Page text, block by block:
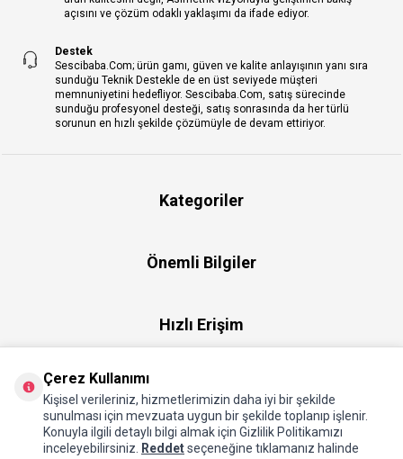
açısını ve çözüm odaklı yaklaşımı da ifade ediyor.
Destek
Sescibaba.Com; ürün gamı, güven ve kalite anlayışının yanı sıra
sunduğu Teknik Destekle de en üst seviyede müşteri
memnuniyetini hedefliyor. Sescibaba.Com, satış sürecinde
sunduğu profesyonel desteği, satış sonrasında da her türlü
sorunun en hızlı şekilde çözümüyle de devam ettiriyor.
Kategoriler
Önemli Bilgiler
Hızlı Erişim
Hakkımızda
Çerez Kullanımı
Kişisel verileriniz, hizmetlerimizin daha iyi bir şekilde
sunulması için mevzuata uygun bir şekilde toplanıp işlenir.
Konuyla ilgili detaylı bilgi almak için Gizlilik Politikamızı
inceleyebilirsiniz.
Reddetseçeneğine tıklamanız halinde